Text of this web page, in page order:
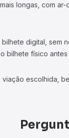
longas, com
digital, sem
bilhete físico
escolhida,